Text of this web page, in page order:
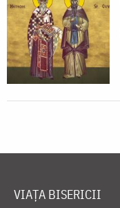
VIAȚA BISERICII